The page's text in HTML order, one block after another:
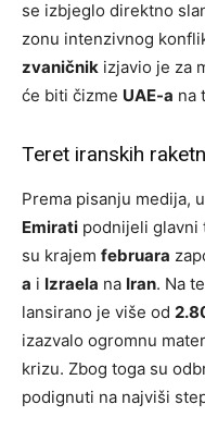
se izbjeglo direktno
zonu intenzivnog
zvaničnik izjavio je za
će biti čizme UAE-a na
Teret iranskih
Prema pisanju medija,
Emirati podnijeli glavni
su krajem februara
a i Izraela na Iran. Na
lansirano je više od
izazvalo ogromnu
krizu. Zbog toga su
podignuti na najviši